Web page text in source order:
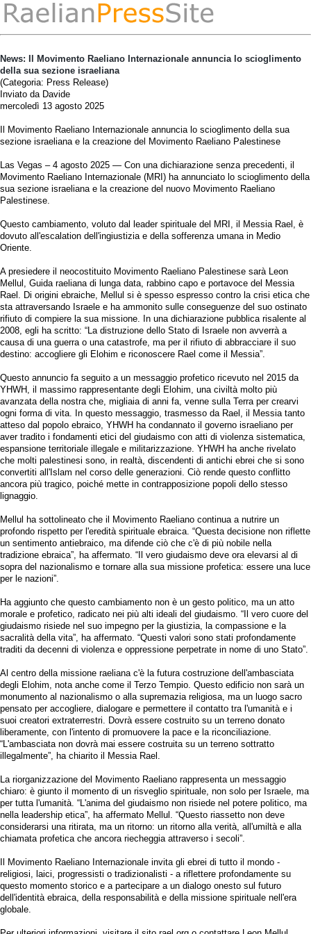
News: Il Movimento Raeliano Internazionale annuncia lo scioglimento
della sua sezione israeliana
(Categoria: Press Release)
Inviato da Davide
mercoledì 13 agosto 2025
Il Movimento Raeliano Internazionale annuncia lo scioglimento della sua
sezione israeliana e la creazione del Movimento Raeliano Palestinese
Las Vegas – 4 agosto 2025 — Con una dichiarazione senza precedenti, il
Movimento Raeliano Internazionale (MRI) ha annunciato lo scioglimento della
sua sezione israeliana e la creazione del nuovo Movimento Raeliano
Palestinese.
Questo cambiamento, voluto dal leader spirituale del MRI, il Messia Rael, è
dovuto all'escalation dell'ingiustizia e della sofferenza umana in Medio
Oriente.
A presiedere il neocostituito Movimento Raeliano Palestinese sarà Leon
Mellul, Guida raeliana di lunga data, rabbino capo e portavoce del Messia
Rael. Di origini ebraiche, Mellul si è spesso espresso contro la crisi etica che
sta attraversando Israele e ha ammonito sulle conseguenze del suo ostinato
rifiuto di compiere la sua missione. In una dichiarazione pubblica risalente al
2008, egli ha scritto: “La distruzione dello Stato di Israele non avverrà a
causa di una guerra o una catastrofe, ma per il rifiuto di abbracciare il suo
destino: accogliere gli Elohim e riconoscere Rael come il Messia”.
Questo annuncio fa seguito a un messaggio profetico ricevuto nel 2015 da
YHWH, il massimo rappresentante degli Elohim, una civiltà molto più
avanzata della nostra che, migliaia di anni fa, venne sulla Terra per crearvi
ogni forma di vita. In questo messaggio, trasmesso da Rael, il Messia tanto
atteso dal popolo ebraico, YHWH ha condannato il governo israeliano per
aver tradito i fondamenti etici del giudaismo con atti di violenza sistematica,
espansione territoriale illegale e militarizzazione. YHWH ha anche rivelato
che molti palestinesi sono, in realtà, discendenti di antichi ebrei che si sono
convertiti all'Islam nel corso delle generazioni. Ciò rende questo conflitto
ancora più tragico, poiché mette in contrapposizione popoli dello stesso
lignaggio.
Mellul ha sottolineato che il Movimento Raeliano continua a nutrire un
profondo rispetto per l'eredità spirituale ebraica. “Questa decisione non riflette
un sentimento antiebraico, ma difende ciò che c'è di più nobile nella
tradizione ebraica”, ha affermato. “Il vero giudaismo deve ora elevarsi al di
sopra del nazionalismo e tornare alla sua missione profetica: essere una luce
per le nazioni”.
Ha aggiunto che questo cambiamento non è un gesto politico, ma un atto
morale e profetico, radicato nei più alti ideali del giudaismo. “Il vero cuore del
giudaismo risiede nel suo impegno per la giustizia, la compassione e la
sacralità della vita”, ha affermato. “Questi valori sono stati profondamente
traditi da decenni di violenza e oppressione perpetrate in nome di uno Stato”.
Al centro della missione raeliana c'è la futura costruzione dell'ambasciata
degli Elohim, nota anche come il Terzo Tempio. Questo edificio non sarà un
monumento al nazionalismo o alla supremazia religiosa, ma un luogo sacro
pensato per accogliere, dialogare e permettere il contatto tra l'umanità e i
suoi creatori extraterrestri. Dovrà essere costruito su un terreno donato
liberamente, con l'intento di promuovere la pace e la riconciliazione.
“L'ambasciata non dovrà mai essere costruita su un terreno sottratto
illegalmente”, ha chiarito il Messia Rael.
La riorganizzazione del Movimento Raeliano rappresenta un messaggio
chiaro: è giunto il momento di un risveglio spirituale, non solo per Israele, ma
per tutta l'umanità. “L'anima del giudaismo non risiede nel potere politico, ma
nella leadership etica”, ha affermato Mellul. “Questo riassetto non deve
considerarsi una ritirata, ma un ritorno: un ritorno alla verità, all'umiltà e alla
chiamata profetica che ancora riecheggia attraverso i secoli”.
Il Movimento Raeliano Internazionale invita gli ebrei di tutto il mondo -
religiosi, laici, progressisti o tradizionalisti - a riflettere profondamente su
questo momento storico e a partecipare a un dialogo onesto sul futuro
dell'identità ebraica, della responsabilità e della missione spirituale nell'era
globale.